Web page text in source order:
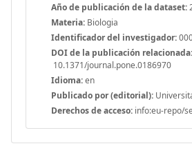
Año de publicación de la dataset:
Materia: Biologia
Identificador del investigador:
DOI de la publicación relacionada:
10.1371/journal.pone.0186970
Idioma:en
Publicado por (editorial):
Derechos de acceso: info:eu-repo/